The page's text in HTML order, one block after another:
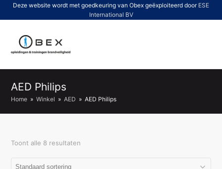
Deze website wordt met goedkeuring van Obex geëxploiteerd door ESE
International BV
AED Philips
Home » Winkel » AED » AED Philips
Toont alle 8 resultaten